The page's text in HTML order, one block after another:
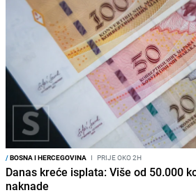
/BOSNA I HERCEGOVINA I PRIJE OKO 2H
Danas kreće isplata: Više od 50.000
naknade